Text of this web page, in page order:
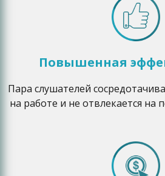
Повышенная
Пара слушателей
на работе и не отвлекается на